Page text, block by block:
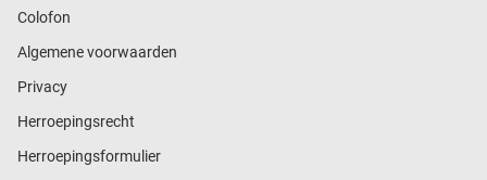
Colofon
Algemene voorwaarden
Privacy
Herroepingsrecht
Herroepingsformulier